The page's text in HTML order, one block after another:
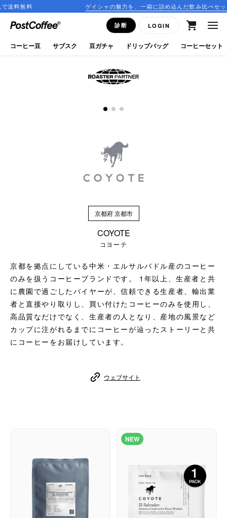
料無料 ゲイシャの魅力を、一箱に詰め込んだ飲み比べセット
診断 LOGIN
close
ログイン
アクセサリ
CFFBNS
ギフトセット
サービス
お知らせ
京都府 京都市
COYOTE
コヨーテ
京都を拠点にしている中米・エルサルバドル産のコーヒー
のみを扱うコーヒーブランドです。 1年以上、生産者と共
に農園で過ごしたバイヤーが、信頼できる生産者、輸出業
者と直接やり取りし、買い付けたコーヒーのみを使用し、
高品質なだけでなく、生産者の人となり、産地の風景など
カップに注がれるまでにコーヒーが辿ったストーリーと共
にコーヒーをお届けしています。
ウェブサイト
NEW
コーヒー豆 サブスク 豆ガチャ ドリップバッグ コーヒーセット